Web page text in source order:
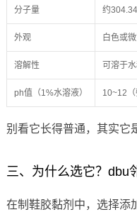
分子量 约
外观 白色或
溶解性 可溶于
ph值（1%水溶液） 10~12（
别看它长得普通，其实它
三、为什么选它？dbu
在制鞋胶黏剂中，选择添